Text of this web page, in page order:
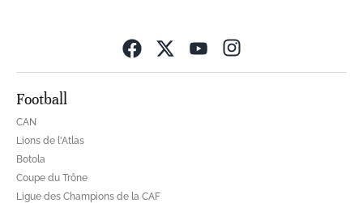
Football
CAN
Lions de l'Atlas
Botola
Coupe du Trône
Ligue des Champions de la CAF